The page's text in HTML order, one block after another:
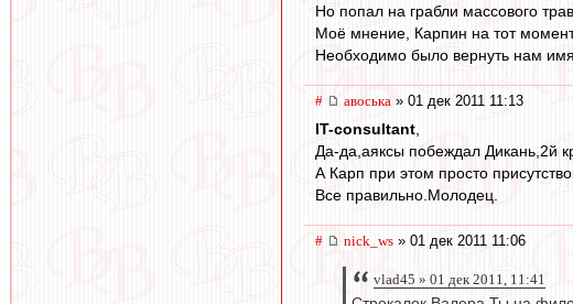
Но попал на грабли массового
Моё мнение, Карпин на тот
Необходимо было вернуть нам
# авоська » 01 дек 2011 11:13
IT-consultant,
Да-да,аяксы побеждал Дикань,2й
А Карп при этом просто
Все правильно.Молодец.
# nick_ws » 01 дек 2011 11:06
vlad45 » 01 дек 2011, 11:41